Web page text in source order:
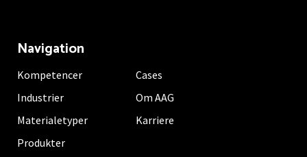
Navigation
Kompetencer
Industrier
Materialetyper
Produkter
Cases
Om AAG
Karriere